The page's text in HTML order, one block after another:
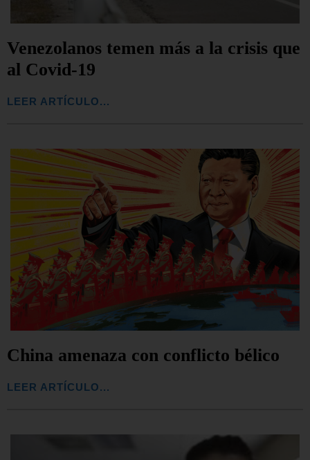
Venezolanos temen más a la crisis que
al Covid-19
LEER ARTÍCULO...
China amenaza con conflicto bélico
LEER ARTÍCULO...